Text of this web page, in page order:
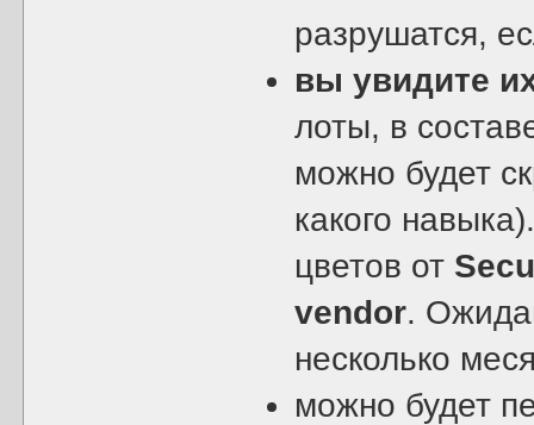
разрушатся,
вы увидите
лоты, в
можно будет
какого
цветов от
vendor.
несколько
можно будет